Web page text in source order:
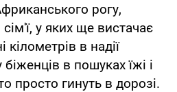
рогу,
у яких ще вистачає
кілометрів в надії
в пошуках їжі і
просто гинуть в дорозі.